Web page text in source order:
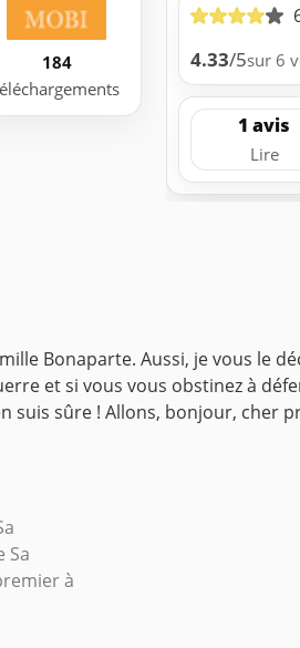
184
4.33/5sur 6
1 avis
Lire
Bonaparte. Aussi, je vous le
et si vous vous obstinez à
suis sûre ! Allons, bonjour, cher
Sa
à